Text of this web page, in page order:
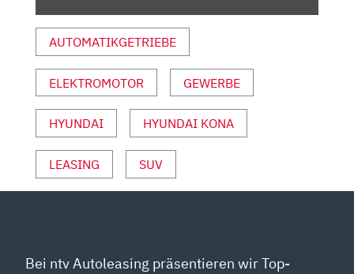
YOUTUBE
ANZEIGEN
AUTOMATIKGETRIEBE
ELEKTROMOTOR GEWERBE
HYUNDAI HYUNDAI KONA
LEASING SUV
Bei ntv Autoleasing präsentieren wir Top-